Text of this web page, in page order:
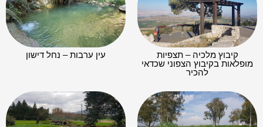
קיבוץ מלכיה – תצפיות
מופלאות בקיבוץ הצפוני שכדאי
להכיר
עין ערבות – נחל דישון